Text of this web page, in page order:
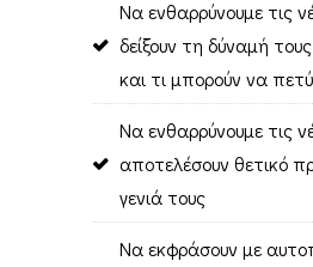
Να ενθαρρύνουμε τις
δείξουν τη δύναμή τους
και τι μπορούν να
Να ενθαρρύνουμε τις
αποτελέσουν θετικό
γενιά τους
Να εκφράσουν με